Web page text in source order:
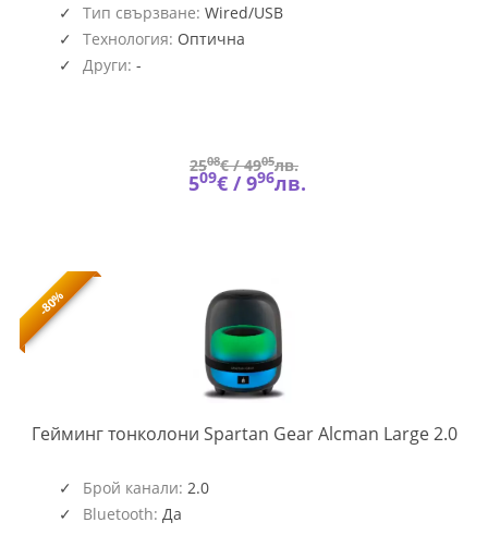
Тип свързване: Wired/USB
Технология: Оптична
Други: -
2508€ /4905лв.
509€ /996лв.
-80%
Гейминг тонколони Spartan Gear Alcman Large 2.0SG-
Брой канали: 2.0
Bluetooth: Да